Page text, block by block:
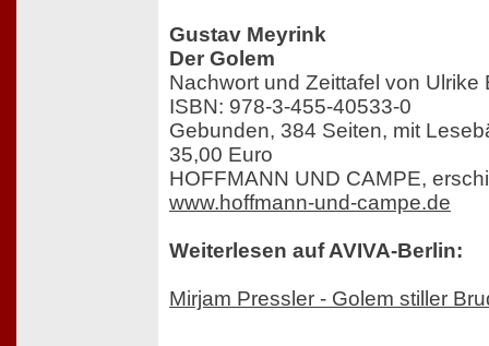
Gustav Meyrink
Der Golem
Nachwort und Zeittafel von Ulrike
ISBN: 978-3-455-40533-0
Gebunden, 384 Seiten, mit
35,00 Euro
HOFFMANN UND CAMPE,
www.hoffmann-und-campe.de
Weiterlesen auf AVIVA-Berlin:
Mirjam Pressler - Golem stiller